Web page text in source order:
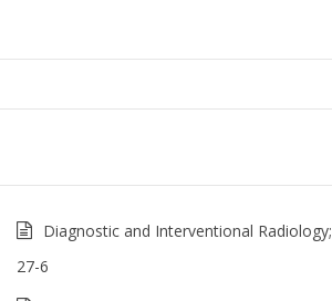
Diagnostic and Interventional
27-6